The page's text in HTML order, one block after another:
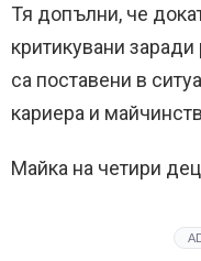
Тя допълни, че
критикувани
са поставени в
кариера и
Майка на четири